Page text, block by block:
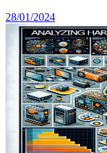
28/01/2024